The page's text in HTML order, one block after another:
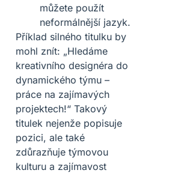
můžete použít
neformálnější jazyk.
Příklad silného titulku by
mohl znít: „Hledáme
kreativního designéra do
dynamického týmu –
práce na zajímavých
projektech!“ Takový
titulek nejenže popisuje
pozici, ale také
zdůrazňuje týmovou
kulturu a zajímavost